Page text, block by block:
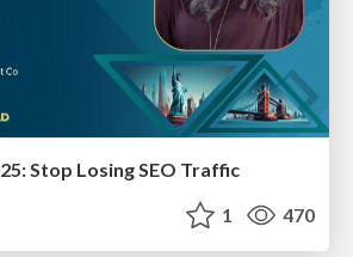
Stop Losing SEO Traffic
1 470